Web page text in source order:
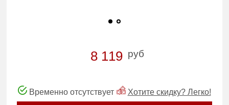
8 119 руб
Временно отсутствует Хотите скидку? Легко!